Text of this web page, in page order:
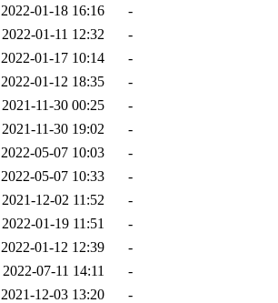
2022-01-18 16:16
-
2022-01-11 12:32
-
2022-01-17 10:14
-
2022-01-12 18:35
-
2021-11-30 00:25
-
2021-11-30 19:02
-
2022-05-07 10:03
-
2022-05-07 10:33
-
2021-12-02 11:52
-
2022-01-19 11:51
-
2022-01-12 12:39
-
2022-07-11 14:11
-
2021-12-03 13:20
-